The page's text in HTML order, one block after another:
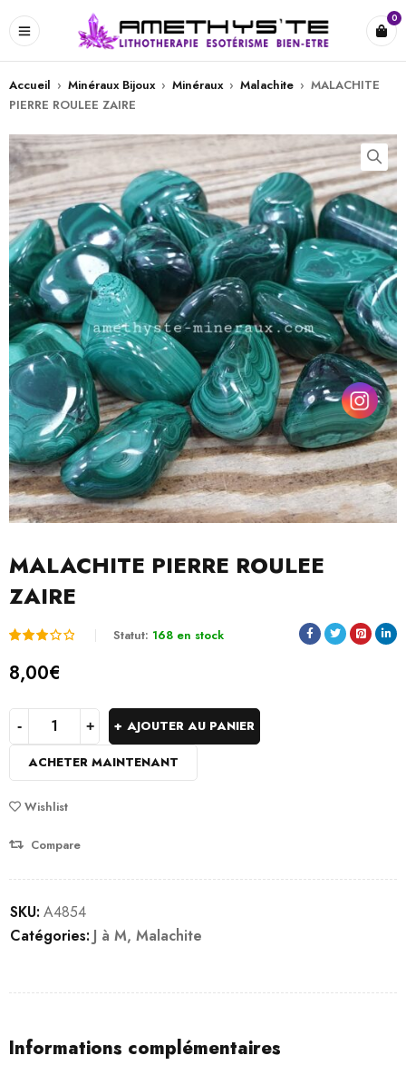
0
Accueil › Minéraux Bijoux › Minéraux › Malachite › MALACHITE
PIERRE ROULEE ZAIRE
MALACHITE PIERRE ROULEE
ZAIRE
sur
basé
notation
client
Statut: 168 en stock
8,00€
AJOUTER AU PANIER
ACHETER MAINTENANT
Wishlist
Compare
SKU: A4854
Catégories: J à M, Malachite
Informations complémentaires